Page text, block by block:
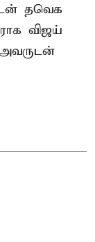
தவெக
விஜய்